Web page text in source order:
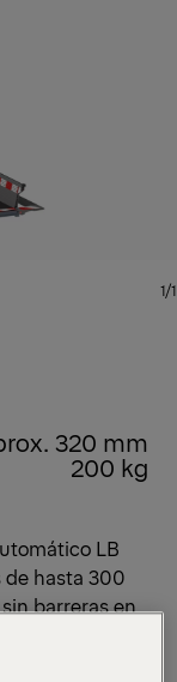
1/1
320 mm
200 kg
LB
de hasta 300
barreras en
el
ayuda